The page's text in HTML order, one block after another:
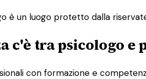
è un luogo protetto dalla
c'è tra psicologo e
con formazione e